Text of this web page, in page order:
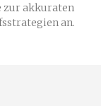
zur akkuraten
an.